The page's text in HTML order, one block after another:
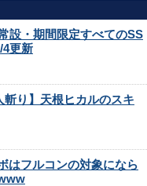
設・期間限定すべてのSS
更新
り】天根ヒカルのスキ
はフルコンの対象になら